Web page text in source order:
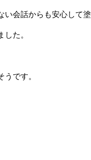
会話からも安心して
た。
です。